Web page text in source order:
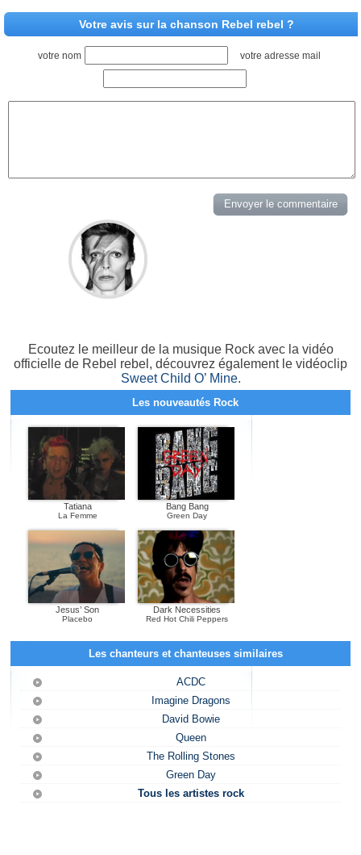
Votre avis sur la chanson Rebel rebel ?
votre nom votre adresse mail
Ecoutez le meilleur de la musique Rock avec la vidéo
officielle de Rebel rebel, découvrez également le vidéoclip
Sweet Child O’ Mine.
Les nouveautés Rock
Tatiana
La Femme
Bang Bang
Green Day
Jesus’ Son
Placebo
Dark Necessities
Red Hot Chili Peppers
Les chanteurs et chanteuses similaires
ACDC
Imagine Dragons
David Bowie
Queen
The Rolling Stones
Green Day
Tous les artistes rock